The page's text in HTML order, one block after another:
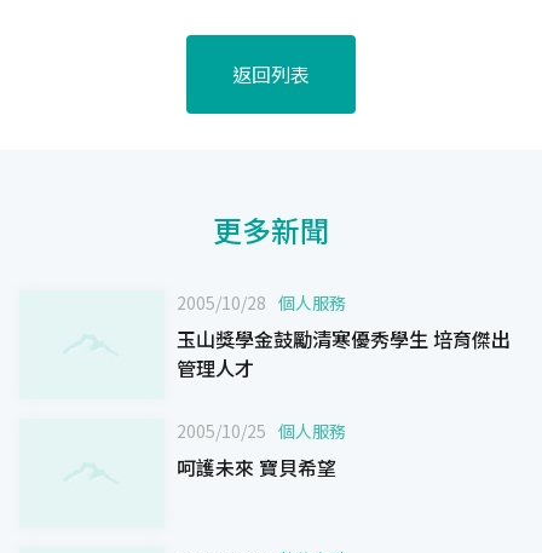
返回列表
更多新聞
2005/10/28 個人服務
玉山獎學金鼓勵清寒優秀學生 培育傑出
管理人才
2005/10/25 個人服務
呵護未來 寶貝希望